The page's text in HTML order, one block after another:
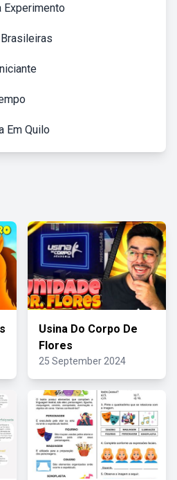
Experimento
Em Quilo
Usina Do Corpo De
Flores
25 September 2024